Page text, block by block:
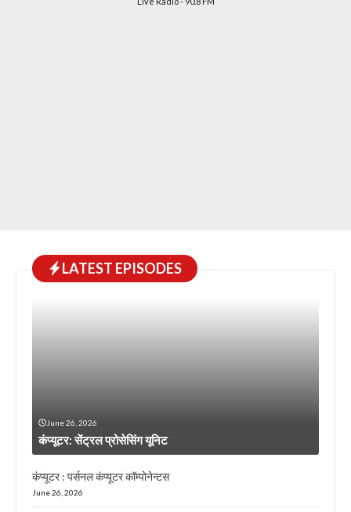
LATEST EPISODES
June 26, 2026
कंप्यूटर: सेंट्रल प्रोसेसिंग यूनिट
कंप्यूटर : पर्सनल कंप्यूटर कॉम्पोनेन्टस
June 26, 2026